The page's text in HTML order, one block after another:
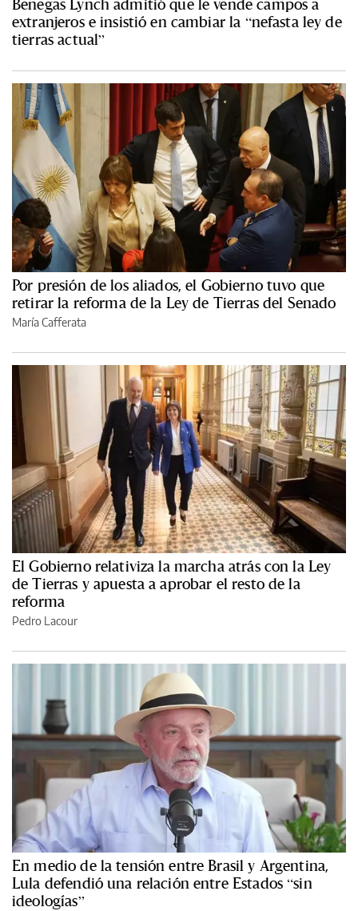
Benegas Lynch admitió que le vende campos a
extranjeros e insistió en cambiar la “nefasta ley de
tierras actual”
Por presión de los aliados, el Gobierno tuvo que
retirar la reforma de la Ley de Tierras del Senado
María Cafferata
El Gobierno relativiza la marcha atrás con la Ley
de Tierras y apuesta a aprobar el resto de la
reforma
Pedro Lacour
En medio de la tensión entre Brasil y Argentina,
Lula defendió una relación entre Estados “sin
ideologías”